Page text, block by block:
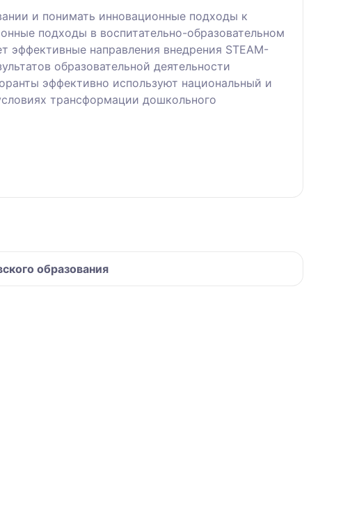
и понимать инновационные подходы к
подходы в воспитательно-образовательном
эффективные направления внедрения STEAM-
образовательной деятельности
эффективно используют национальный и
трансформации дошкольного
образования